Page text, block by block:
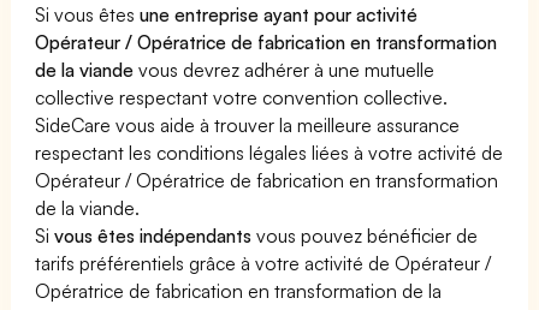
Si vous êtesune entreprise ayant pour activité
Opérateur / Opératrice de fabrication en transformation
de la viande vous devrez adhérer à une mutuelle
collective respectant votre convention collective.
SideCare vous aide à trouver la meilleure assurance
respectant les conditions légales liées à votre activité de
Opérateur / Opératrice de fabrication en transformation
de la viande.
Sivous êtes indépendants vous pouvez bénéficier de
tarifs préférentiels grâce à votre activité de Opérateur /
Opératrice de fabrication en transformation de la